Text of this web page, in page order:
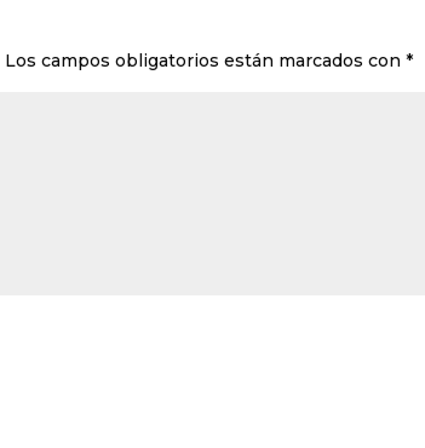
Los campos obligatorios están marcados con*